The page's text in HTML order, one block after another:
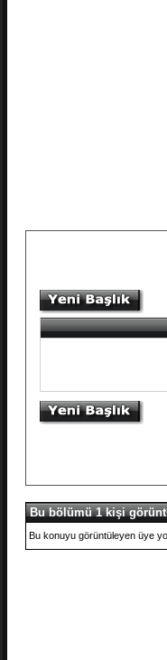
Bu bölümü 1 kişi
Bu konuyu görüntüleyen üye